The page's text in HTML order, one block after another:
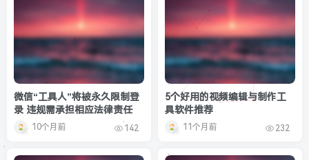
微信“工具人”将被永久限制登
录 违规需承担相应法律责任
10个月前 142
5个好用的视频编辑与制作工
具软件推荐
11个月前 232